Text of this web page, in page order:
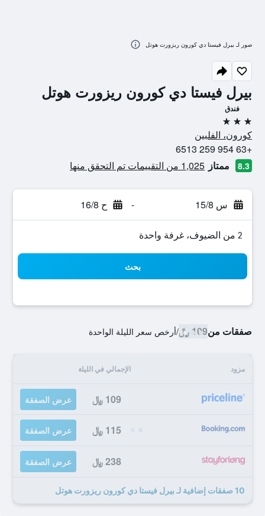
بيرل فيستا دي كورون ريزورت هوتل
فندق
3 نجوم
كورون، الفلبين
+63 954 259 6513
8.3 ممتاز 1,025 من التقييمات تم التحقق منها
س 15/8 - ح 16/8
2 من الضيوف، غرفة واحدة
بحث
صفقات من109 ﷼ /أرخص سعر الليلة الواحدة
مزود الإجمالي في الليلة
109 ﷼ عرض الصفقة
115 ﷼ عرض الصفقة
238 ﷼ عرض الصفقة
10 صفقات إضافية لـ بيرل فيستا دي كورون ريزورت هوتل
صور لـ بيرل فيستا دي كورون ريزورت هوتل